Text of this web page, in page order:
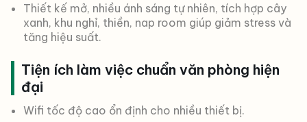
Thiết kế mở, nhiều ánh sáng tự nhiên, tích hợp cây
xanh, khu nghỉ, thiền, nap room giúp giảm stress và
tăng hiệu suất.
Tiện ích làm việc chuẩn văn phòng hiện
đại
Wifi tốc độ cao ổn định cho nhiều thiết bị.